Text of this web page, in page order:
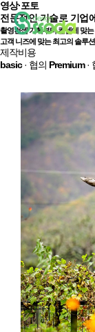
영상·포토
전문적인 기술로기업
촬영컨셉 기획부터 컨셉에 맞
고객 니즈에 맞는 최고의 솔루
제작비용
basic· 협의 Premium·